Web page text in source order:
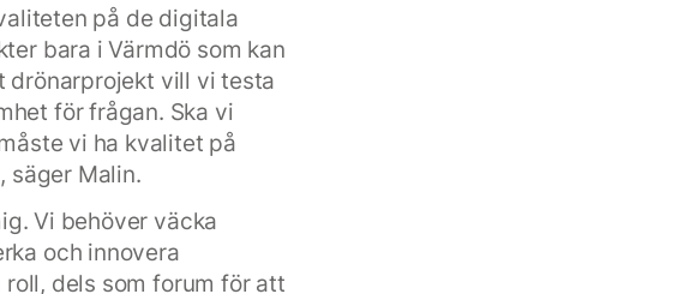
på de digitala
bara i Värmdö som kan
drönarprojekt vill vi testa
för frågan. Ska vi
vi ha kvalitet på
säger Malin.
Vi behöver väcka
och innovera
dels som forum för att